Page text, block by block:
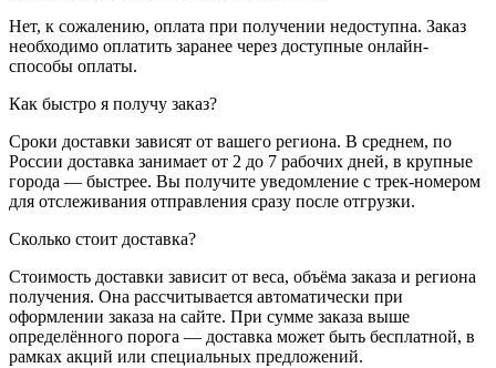
Нет, к сожалению, оплата при получении недоступна. Заказ
необходимо оплатить заранее через доступные онлайн-
способы оплаты.
Как быстро я получу заказ?
Сроки доставки зависят от вашего региона. В среднем, по
России доставка занимает от 2 до 7 рабочих дней, в крупные
города — быстрее. Вы получите уведомление с трек-номером
для отслеживания отправления сразу после отгрузки.
Сколько стоит доставка?
Стоимость доставки зависит от веса, объёма заказа и региона
получения. Она рассчитывается автоматически при
оформлении заказа на сайте. При сумме заказа выше
определённого порога — доставка может быть бесплатной, в
рамках акций или специальных предложений.